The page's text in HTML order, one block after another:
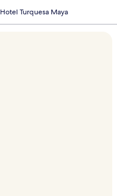
Hotel Turquesa Maya